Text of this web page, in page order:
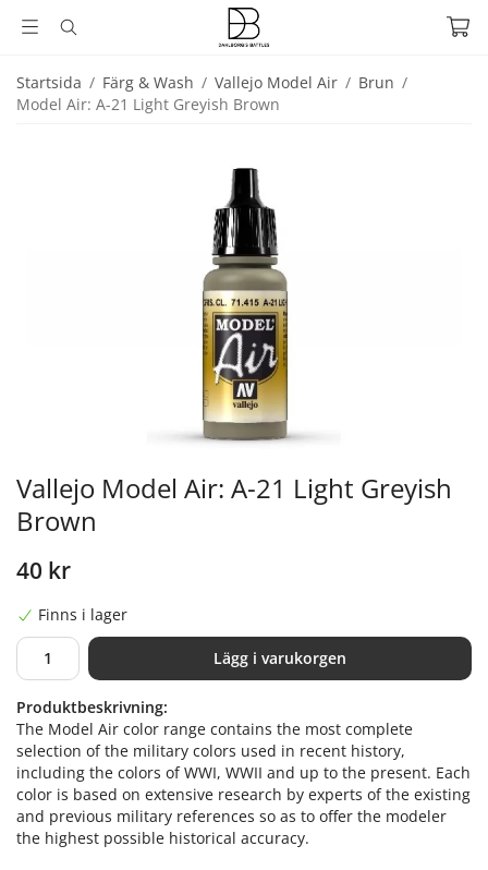
Startsida / Färg & Wash / Vallejo Model Air / Brun /
Model Air: A-21 Light Greyish Brown
Vallejo Model Air: A-21 Light Greyish
Brown
40 kr
Finns i lager
Lägg i varukorgen
Produktbeskrivning:
The Model Air color range contains the most complete
selection of the military colors used in recent history,
including the colors of WWI, WWII and up to the present. Each
color is based on extensive research by experts of the existing
and previous military references so as to offer the modeler
the highest possible historical accuracy.